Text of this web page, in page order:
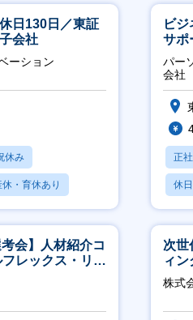
日130日／東証
会社
ーション
休み
休・育休あり
ビ
サポ
力
推進
パー
会社
正
休
産
会】人材紹介コ
レックス・リモ
得可
次世
ィン
株式